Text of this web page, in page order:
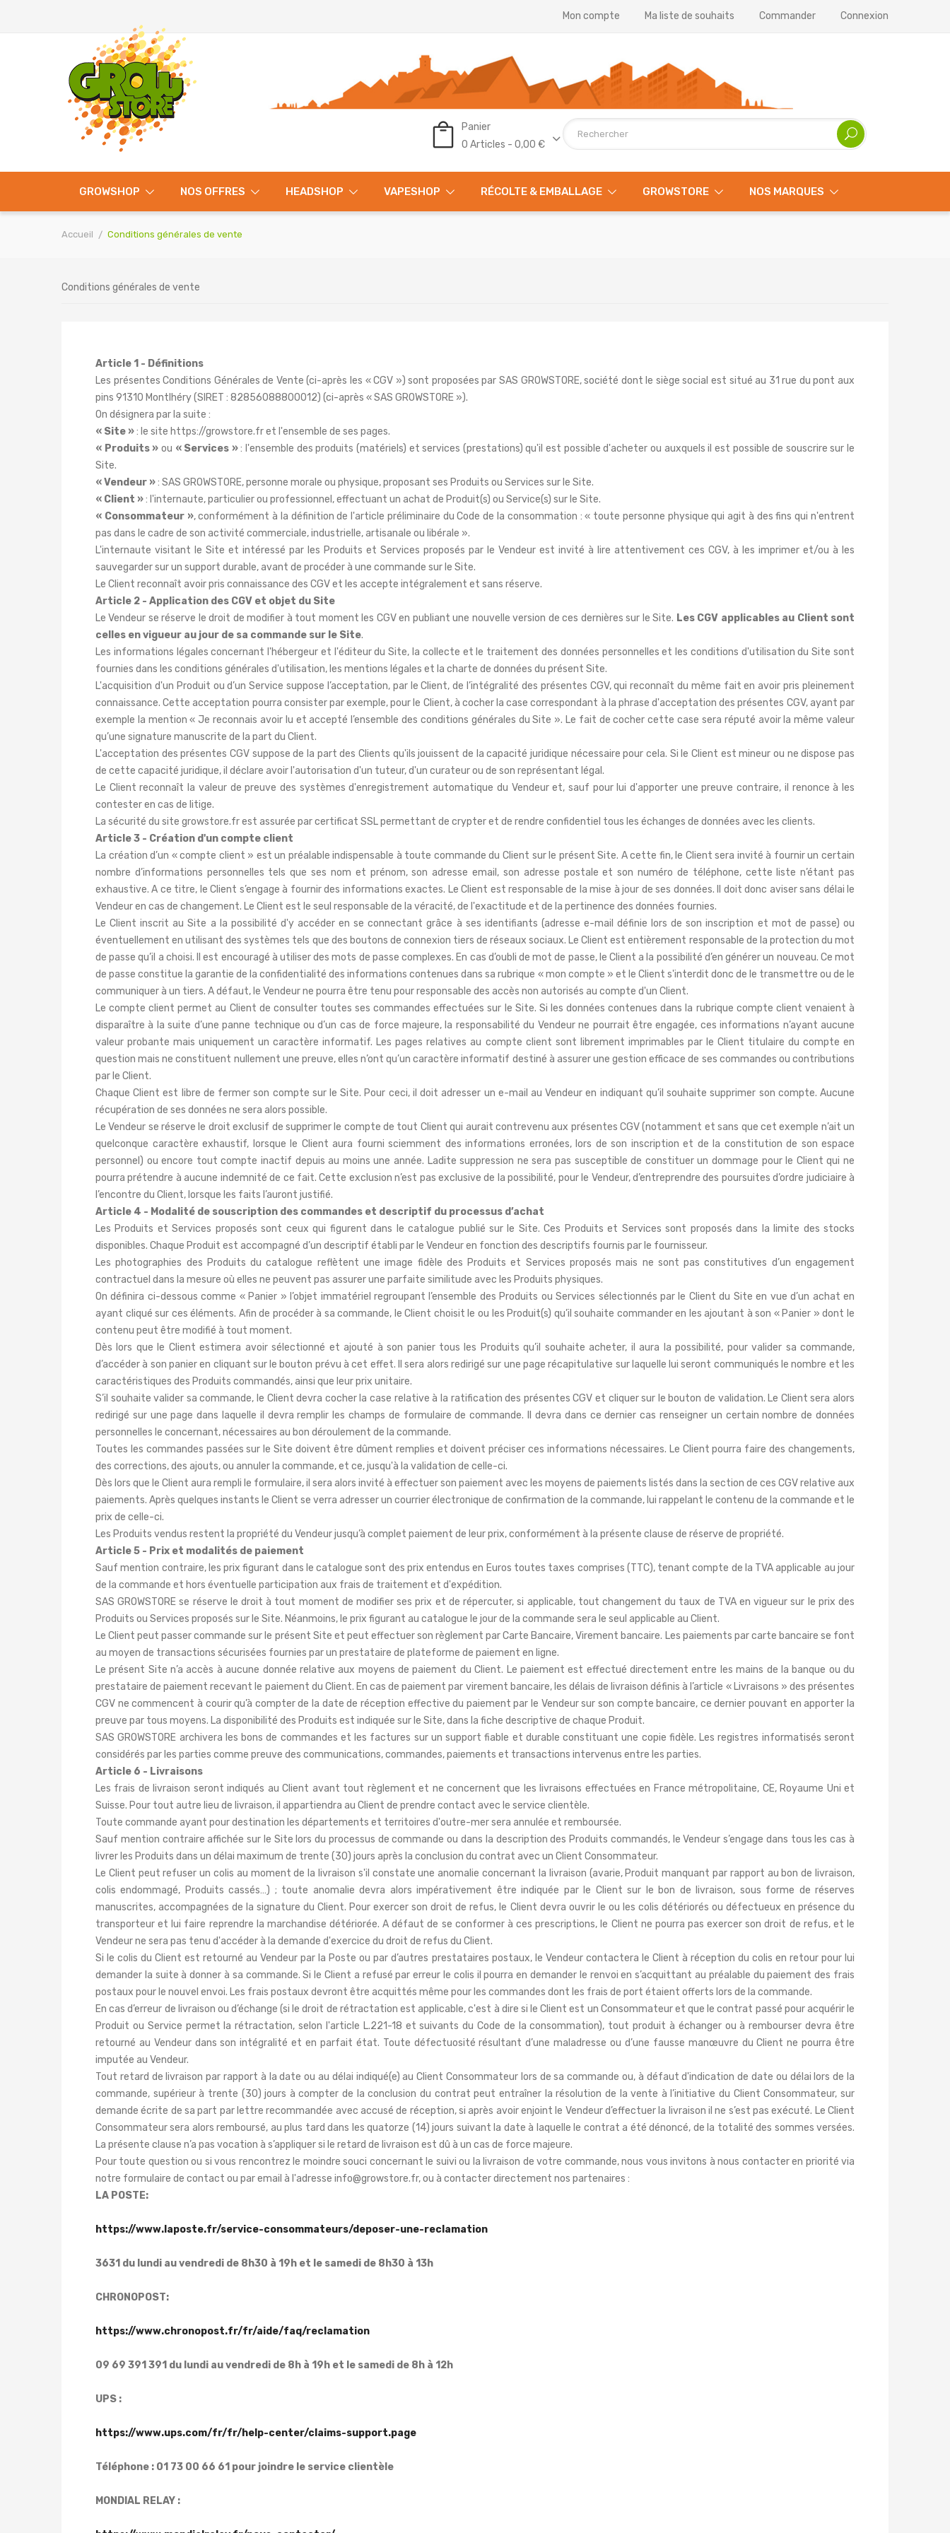
Mon compte Ma liste de souhaits Commander Connexion
Panier
0 Articles - 0,00 €
GROWSHOP NOS OFFRES HEADSHOP VAPESHOP RÉCOLTE & EMBALLAGE GROWSTORE NOS MARQUES
Accueil Conditions générales de vente
Conditions générales de vente
Article 1 - Définitions
Les présentes Conditions Générales de Vente (ci-après les « CGV ») sont proposées par SAS GROWSTORE, société dont le siège social est situé au 31 rue du pont aux
pins 91310 Montlhéry(SIRET : 82856088800012) (ci-après « SAS GROWSTORE »).
On désignera par la suite :
« Site »: le site https://growstore.fr et l'ensemble de ses pages.
« Produits » ou « Services »: l'ensemble des produits (matériels) et services (prestations) qu'il est possible d'acheter ou auxquels il est possible de souscrire sur le
Site.
« Vendeur »: SAS GROWSTORE, personne morale ou physique, proposant ses Produits ou Services sur le Site.
« Client »: l'internaute, particulier ou professionnel, effectuant un achat de Produit(s) ou Service(s) sur le Site.
« Consommateur », conformément à la définition de l'article préliminaire du Code de la consommation : « toute personne physique qui agit à des fins qui n'entrent
pas dans le cadre de son activité commerciale, industrielle, artisanale ou libérale ».
L'internaute visitant le Site et intéressé par les Produits et Services proposés par le Vendeur est invité à lire attentivement ces CGV, à les imprimer et/ou à les
sauvegarder sur un support durable, avant de procéder à une commande sur le Site.
Le Client reconnaît avoir pris connaissance des CGV et les accepte intégralement et sans réserve.
Article 2 - Application des CGV et objet du Site
Le Vendeur se réserve le droit de modifier à tout moment les CGV en publiant une nouvelle version de ces dernières sur le Site. Les CGV applicables au Client sont
celles en vigueur au jour de sa commande sur le Site.
Les informations légales concernant l'hébergeur et l'éditeur du Site, la collecte et le traitement des données personnelles et les conditions d'utilisation du Site sont
fournies dans les conditions générales d'utilisation, les mentions légales et la charte de données du présent Site.
L'acquisition d'un Produit ou d’un Service suppose l’acceptation, par le Client, de l’intégralité des présentes CGV, qui reconnaît du même fait en avoir pris pleinement
connaissance. Cette acceptation pourra consister par exemple, pour le Client, à cocher la case correspondant à la phrase d'acceptation des présentes CGV, ayant par
exemple la mention « Je reconnais avoir lu et accepté l’ensemble des conditions générales du Site ». Le fait de cocher cette case sera réputé avoir la même valeur
qu’une signature manuscrite de la part du Client.
L'acceptation des présentes CGV suppose de la part des Clients qu'ils jouissent de la capacité juridique nécessaire pour cela. Si le Client est mineur ou ne dispose pas
de cette capacité juridique, il déclare avoir l'autorisation d'un tuteur, d'un curateur ou de son représentant légal.
Le Client reconnaît la valeur de preuve des systèmes d'enregistrement automatique du Vendeur et, sauf pour lui d'apporter une preuve contraire, il renonce à les
contester en cas de litige.
La sécurité du site growstore.fr est assurée par certificat SSL permettant de crypter et de rendre confidentiel tous les échanges de données avec les clients.
Article 3 - Création d'un compte client
La création d’un « compte client » est un préalable indispensable à toute commande du Client sur le présent Site. A cette fin, le Client sera invité à fournir un certain
nombre d’informations personnelles tels que ses nom et prénom, son adresse email, son adresse postale et son numéro de téléphone, cette liste n’étant pas
exhaustive. A ce titre, le Client s’engage à fournir des informations exactes. Le Client est responsable de la mise à jour de ses données. Il doit donc aviser sans délai le
Vendeur en cas de changement. Le Client est le seul responsable de la véracité, de l'exactitude et de la pertinence des données fournies.
Le Client inscrit au Site a la possibilité d'y accéder en se connectant grâce à ses identifiants (adresse e-mail définie lors de son inscription et mot de passe) ou
éventuellement en utilisant des systèmes tels que des boutons de connexion tiers de réseaux sociaux. Le Client est entièrement responsable de la protection du mot
de passe qu’il a choisi. Il est encouragé à utiliser des mots de passe complexes. En cas d’oubli de mot de passe, le Client a la possibilité d’en générer un nouveau. Ce mot
de passe constitue la garantie de la confidentialité des informations contenues dans sa rubrique « mon compte » et le Client s'interdit donc de le transmettre ou de le
communiquer à un tiers. A défaut, le Vendeur ne pourra être tenu pour responsable des accès non autorisés au compte d'un Client.
Le compte client permet au Client de consulter toutes ses commandes effectuées sur le Site. Si les données contenues dans la rubrique compte client venaient à
disparaître à la suite d’une panne technique ou d’un cas de force majeure, la responsabilité du Vendeur ne pourrait être engagée, ces informations n’ayant aucune
valeur probante mais uniquement un caractère informatif. Les pages relatives au compte client sont librement imprimables par le Client titulaire du compte en
question mais ne constituent nullement une preuve, elles n’ont qu’un caractère informatif destiné à assurer une gestion efficace de ses commandes ou contributions
par le Client.
Chaque Client est libre de fermer son compte sur le Site. Pour ceci, il doit adresser un e-mail au Vendeur en indiquant qu’il souhaite supprimer son compte. Aucune
récupération de ses données ne sera alors possible.
Le Vendeur se réserve le droit exclusif de supprimer le compte de tout Client qui aurait contrevenu aux présentes CGV (notamment et sans que cet exemple n’ait un
quelconque caractère exhaustif, lorsque le Client aura fourni sciemment des informations erronées, lors de son inscription et de la constitution de son espace
personnel) ou encore tout compte inactif depuis au moins une année. Ladite suppression ne sera pas susceptible de constituer un dommage pour le Client qui ne
pourra prétendre à aucune indemnité de ce fait. Cette exclusion n’est pas exclusive de la possibilité, pour le Vendeur, d’entreprendre des poursuites d’ordre judiciaire à
l’encontre du Client, lorsque les faits l’auront justifié.
Article 4 - Modalité de souscription des commandes et descriptif du processus d’achat
Les Produits et Services proposés sont ceux qui figurent dans le catalogue publié sur le Site. Ces Produits et Services sont proposés dans la limite des stocks
disponibles. Chaque Produit est accompagné d’un descriptif établi par le Vendeur en fonction des descriptifs fournis par le fournisseur.
Les photographies des Produits du catalogue reflètent une image fidèle des Produits et Services proposés mais ne sont pas constitutives d’un engagement
contractuel dans la mesure où elles ne peuvent pas assurer une parfaite similitude avec les Produits physiques.
On définira ci-dessous comme « Panier » l’objet immatériel regroupant l’ensemble des Produits ou Services sélectionnés par le Client du Site en vue d’un achat en
ayant cliqué sur ces éléments. Afin de procéder à sa commande, le Client choisit le ou les Produit(s) qu’il souhaite commander en les ajoutant à son « Panier » dont le
contenu peut être modifié à tout moment.
Dès lors que le Client estimera avoir sélectionné et ajouté à son panier tous les Produits qu’il souhaite acheter, il aura la possibilité, pour valider sa commande,
d’accéder à son panier en cliquant sur le bouton prévu à cet effet. Il sera alors redirigé sur une page récapitulative sur laquelle lui seront communiqués le nombre et les
caractéristiques des Produits commandés, ainsi que leur prix unitaire.
S’il souhaite valider sa commande, le Client devra cocher la case relative à la ratification des présentes CGV et cliquer sur le bouton de validation. Le Client sera alors
redirigé sur une page dans laquelle il devra remplir les champs de formulaire de commande. Il devra dans ce dernier cas renseigner un certain nombre de données
personnelles le concernant, nécessaires au bon déroulement de la commande.
Toutes les commandes passées sur le Site doivent être dûment remplies et doivent préciser ces informations nécessaires. Le Client pourra faire des changements,
des corrections, des ajouts, ou annuler la commande, et ce, jusqu'à la validation de celle-ci.
Dès lors que le Client aura rempli le formulaire, il sera alors invité à effectuer son paiement avec les moyens de paiements listés dans la section de ces CGV relative aux
paiements. Après quelques instants le Client se verra adresser un courrier électronique de confirmation de la commande, lui rappelant le contenu de la commande et le
prix de celle-ci.
Les Produits vendus restent la propriété du Vendeur jusqu’à complet paiement de leur prix, conformément à la présente clause de réserve de propriété.
Article 5 - Prix et modalités de paiement
Sauf mention contraire, les prix figurant dans le catalogue sont des prix entendus en Euros toutes taxes comprises (TTC), tenant compte de la TVA applicable au jour
de la commande et hors éventuelle participation aux frais de traitement et d'expédition.
SAS GROWSTORE se réserve le droit à tout moment de modifier ses prix et de répercuter, si applicable, tout changement du taux de TVA en vigueur sur le prix des
Produits ou Services proposés sur le Site. Néanmoins, le prix figurant au catalogue le jour de la commande sera le seul applicable au Client.
Le Client peut passer commande sur le présent Site et peut effectuer son règlement par Carte Bancaire, Virement bancaire. Les paiements par carte bancaire se font
au moyen de transactions sécurisées fournies par un prestataire de plateforme de paiement en ligne.
Le présent Site n’a accès à aucune donnée relative aux moyens de paiement du Client. Le paiement est effectué directement entre les mains de la banque ou du
prestataire de paiement recevant le paiement du Client. En cas de paiement par virement bancaire, les délais de livraison définis à l’article « Livraisons » des présentes
CGV ne commencent à courir qu’à compter de la date de réception effective du paiement par le Vendeur sur son compte bancaire, ce dernier pouvant en apporter la
preuve par tous moyens. La disponibilité des Produits est indiquée sur le Site, dans la fiche descriptive de chaque Produit.
SAS GROWSTORE archivera les bons de commandes et les factures sur un support fiable et durable constituant une copie fidèle. Les registres informatisés seront
considérés par les parties comme preuve des communications, commandes, paiements et transactions intervenus entre les parties.
Article 6 - Livraisons
Les frais de livraison seront indiqués au Client avant tout règlement et ne concernent que les livraisons effectuées en France métropolitaine, CE, Royaume Uni et
Suisse. Pour tout autre lieu de livraison, il appartiendra au Client de prendre contact avec le service clientèle.
Toute commande ayant pour destination les départements et territoires d'outre-mer sera annulée et remboursée.
Sauf mention contraire affichée sur le Site lors du processus de commande ou dans la description des Produits commandés, le Vendeur s’engage dans tous les cas à
livrer les Produits dans un délai maximum de trente (30) jours après la conclusion du contrat avec un Client Consommateur.
Le Client peut refuser un colis au moment de la livraison s'il constate une anomalie concernant la livraison (avarie, Produit manquant par rapport au bon de livraison,
colis endommagé, Produits cassés…) ; toute anomalie devra alors impérativement être indiquée par le Client sur le bon de livraison, sous forme de réserves
manuscrites, accompagnées de la signature du Client. Pour exercer son droit de refus, le Client devra ouvrir le ou les colis détériorés ou défectueux en présence du
transporteur et lui faire reprendre la marchandise détériorée. A défaut de se conformer à ces prescriptions, le Client ne pourra pas exercer son droit de refus, et le
Vendeur ne sera pas tenu d'accéder à la demande d'exercice du droit de refus du Client.
Si le colis du Client est retourné au Vendeur par la Poste ou par d’autres prestataires postaux, le Vendeur contactera le Client à réception du colis en retour pour lui
demander la suite à donner à sa commande. Si le Client a refusé par erreur le colis il pourra en demander le renvoi en s’acquittant au préalable du paiement des frais
postaux pour le nouvel envoi. Les frais postaux devront être acquittés même pour les commandes dont les frais de port étaient offerts lors de la commande.
En cas d’erreur de livraison ou d’échange (si le droit de rétractation est applicable, c'est à dire si le Client est un Consommateur et que le contrat passé pour acquérir le
Produit ou Service permet la rétractation, selon l'article L.221-18 et suivants du Code de la consommation), tout produit à échanger ou à rembourser devra être
retourné au Vendeur dans son intégralité et en parfait état. Toute défectuosité résultant d’une maladresse ou d’une fausse manœuvre du Client ne pourra être
imputée au Vendeur.
Tout retard de livraison par rapport à la date ou au délai indiqué(e) au Client Consommateur lors de sa commande ou, à défaut d'indication de date ou délai lors de la
commande, supérieur à trente (30) jours à compter de la conclusion du contrat peut entraîner la résolution de la vente à l’initiative du Client Consommateur, sur
demande écrite de sa part par lettre recommandée avec accusé de réception, si après avoir enjoint le Vendeur d’effectuer la livraison il ne s’est pas exécuté. Le Client
Consommateur sera alors remboursé, au plus tard dans les quatorze (14) jours suivant la date à laquelle le contrat a été dénoncé, de la totalité des sommes versées.
La présente clause n’a pas vocation à s’appliquer si le retard de livraison est dû à un cas de force majeure.
Pour toute question ou si vous rencontrez le moindre souci concernant le suivi ou la livraison de votre commande, nous vous invitons à nous contacter en priorité via
notre formulaire de contact ou par email à l'adresse info@growstore.fr, ou à contacter directement nos partenaires :
LA POSTE:
https://www.laposte.fr/service-consommateurs/deposer-une-reclamation
3631 du lundi au vendredi de 8h30 à 19h et le samedi de 8h30 à 13h
CHRONOPOST:
https://www.chronopost.fr/fr/aide/faq/reclamation
09 69 391 391 du lundi au vendredi de 8h à 19h et le samedi de 8h à 12h
UPS :
https://www.ups.com/fr/fr/help-center/claims-support.page
Téléphone : 01 73 00 66 61 pour joindre le service clientèle
MONDIAL RELAY :